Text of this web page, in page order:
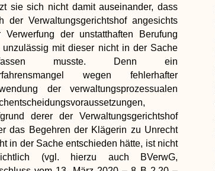
sie sich nicht damit auseinander, dass
der Verwaltungsgerichtshof angesichts
Verwerfung der unstatthaften Berufung
unzulässig mit dieser nicht in der Sache
musste. Denn ein
wegen fehlerhafter
der verwaltungsprozessualen
derer der Verwaltungsgerichtshof
das Begehren der Klägerin zu Unrecht
in der Sache entschieden hätte, ist nicht
(vgl. hierzu auch BVerwG,